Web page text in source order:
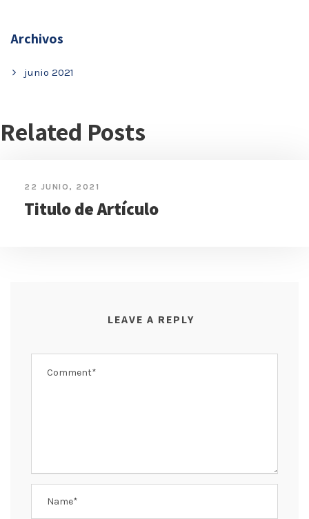
Archivos
junio 2021
Related Posts
22 JUNIO, 2021
Titulo de Artículo
LEAVE A REPLY